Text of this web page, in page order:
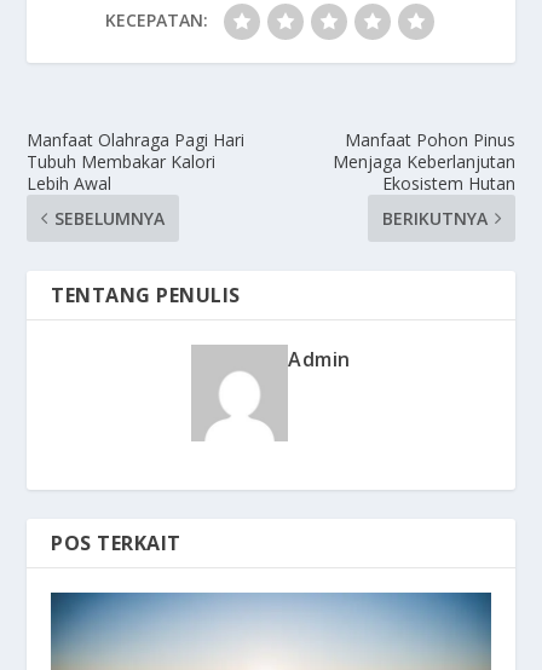
KECEPATAN:
Manfaat Olahraga Pagi Hari
Tubuh Membakar Kalori
Lebih Awal
SEBELUMNYA
Manfaat Pohon Pinus
Menjaga Keberlanjutan
Ekosistem Hutan
BERIKUTNYA
TENTANG PENULIS
Admin
POS TERKAIT